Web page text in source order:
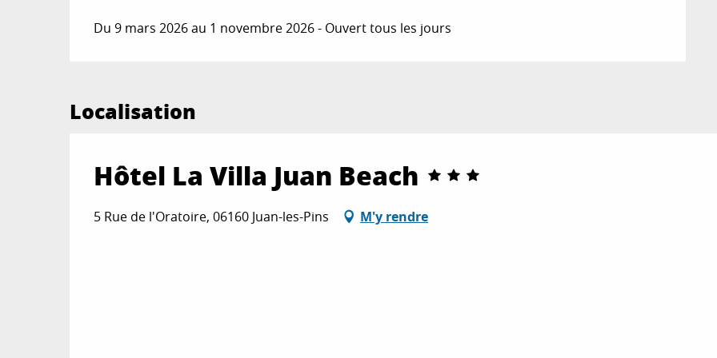
Du 9 mars 2026 au 1 novembre 2026 - Ouvert tous les jours
Localisation
Hôtel La Villa Juan Beach
5 Rue de l'Oratoire, 06160 Juan-les-Pins
M'y rendre